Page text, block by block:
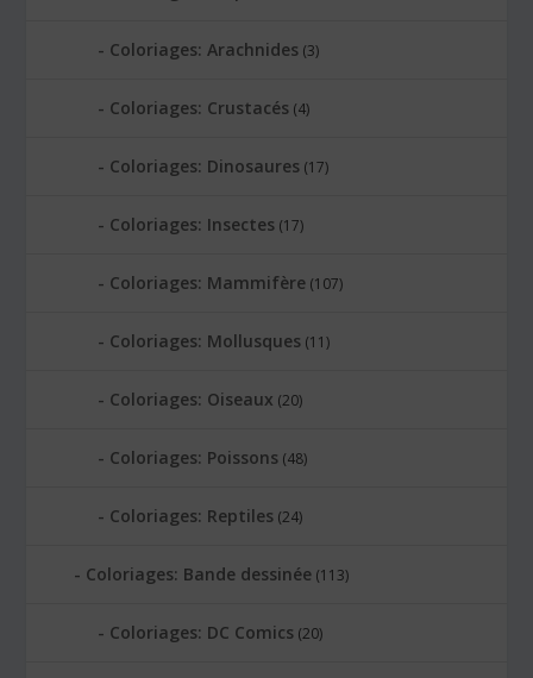
Coloriages: Arachnides (3)
Coloriages: Crustacés (4)
Coloriages: Dinosaures (17)
Coloriages: Insectes (17)
Coloriages: Mammifère (107)
Coloriages: Mollusques (11)
Coloriages: Oiseaux (20)
Coloriages: Poissons (48)
Coloriages: Reptiles (24)
Coloriages: Bande dessinée (113)
Coloriages: DC Comics (20)